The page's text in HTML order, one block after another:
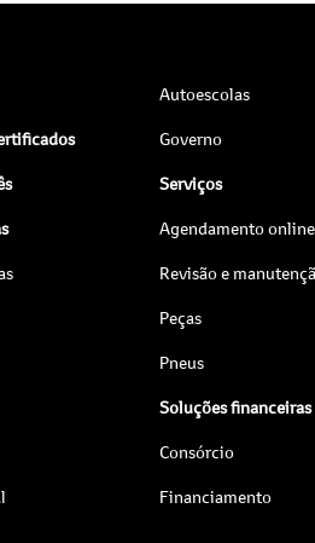
Autoescolas
Governo
Serviços
Agendamento online
Revisão e
Peças
Pneus
Soluções financeiras
Consórcio
Financiamento